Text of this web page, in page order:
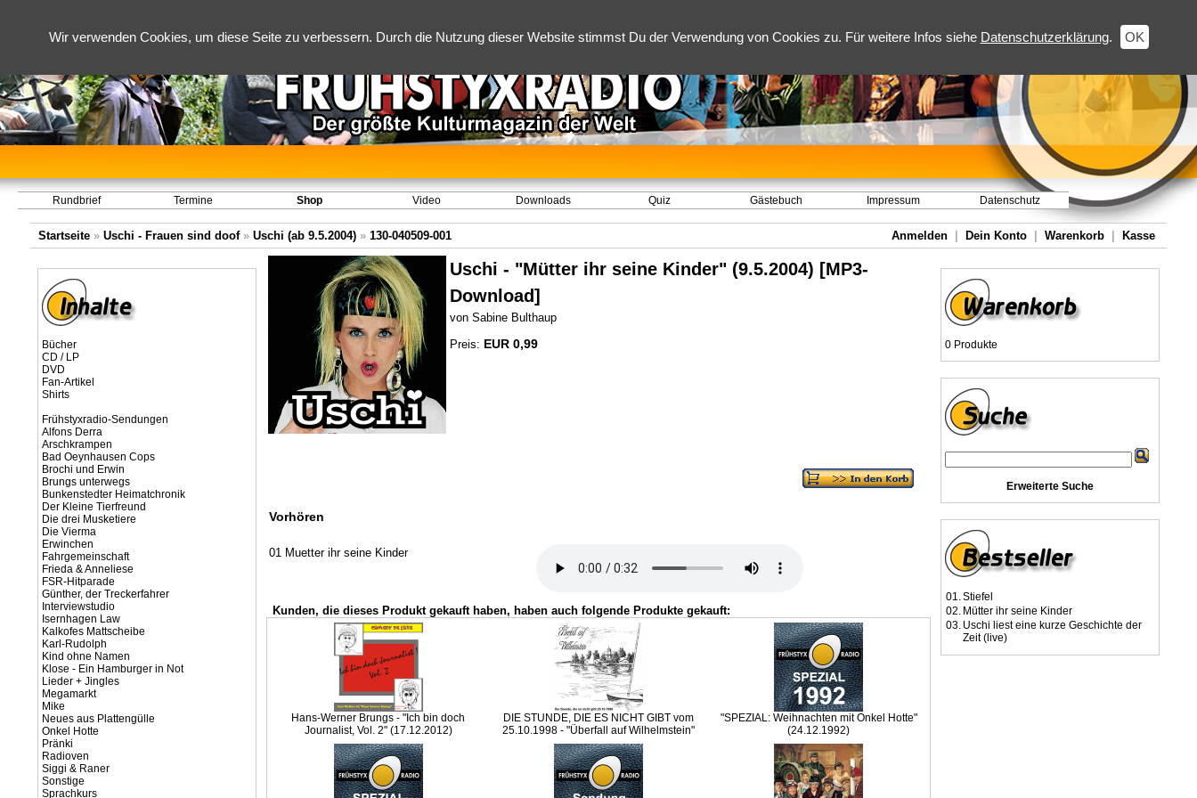
Wir verwenden Cookies, um diese Seite zu verbessern. Durch die Nutzung dieser Website stimmst Du der Verwendung von Cookies zu. Für weitere Infos siehe Datenschutzerklärung. OK
Rundbrief Termine Shop Video Downloads Quiz Gästebuch Impressum Datenschutz
Startseite » Uschi - Frauen sind doof» Uschi (ab 9.5.2004) » 130-040509-001 Anmelden Dein Konto Warenkorb Kasse
Bücher
CD / LP
DVD
Fan-Artikel
Shirts
Frühstyxradio-Sendungen
Alfons Derra
Arschkrampen
Bad Oeynhausen Cops
Brochi und Erwin
Brungs unterwegs
Bunkenstedter Heimatchronik
Der Kleine Tierfreund
Die drei Musketiere
Die Vierma
Erwinchen
Fahrgemeinschaft
Frieda & Anneliese
FSR-Hitparade
Günther, der Treckerfahrer
Interviewstudio
Isernhagen Law
Kalkofes Mattscheibe
Karl-Rudolph
Kind ohne Namen
Klose - Ein Hamburger in Not
Lieder + Jingles
Megamarkt
Mike
Neues aus Plattengülle
Onkel Hotte
Pränki
Radioven
Siggi & Raner
Sonstige
Sprachkurs
Uschi - "Mütter ihr seine Kinder" (9.5.2004) [MP3-
Download]
von Sabine Bulthaup
Preis: EUR 0,99
Vorhören
01 Muetter ihr seine Kinder
Kunden, die dieses Produkt gekauft haben, haben auch folgende Produkte gekauft:
Hans-Werner Brungs - "Ich bin doch
Journalist, Vol. 2" (17.12.2012)
DIE STUNDE, DIE ES NICHT GIBT vom
25.10.1998 - "Überfall auf Wilhelmstein"
"SPEZIAL: Weihnachten mit Onkel Hotte"
(24.12.1992)
0 Produkte
Erweiterte Suche
01.Stiefel
02. Mütter ihr seine Kinder
03. Uschi liest eine kurze Geschichte der
Zeit (live)